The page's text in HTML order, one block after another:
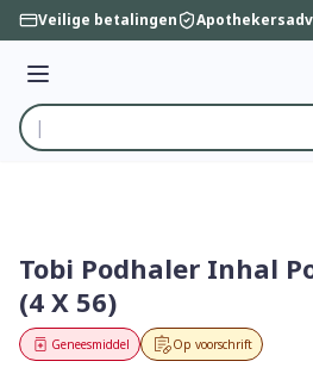
Ga naar de inhoud
Veilige betalingen
Menu
Product, merk, categorie...
Tobi Podhaler Inhal
(4 X 56)
Op voorschrift
Geneesmiddel